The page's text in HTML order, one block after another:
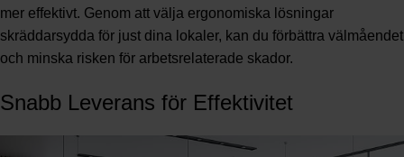
mer effektivt. Genom att välja ergonomiska lösningar
skräddarsydda för just dina lokaler, kan du förbättra välmåendet
och minska risken för arbetsrelaterade skador.
Snabb Leverans för Effektivitet